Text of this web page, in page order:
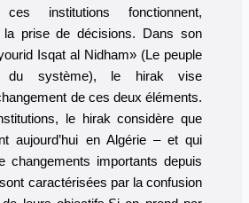
institutions fonctionnent,
la prise de décisions. Dans son
Isqat al Nidham» (Le peuple
système), le hirak vise
de ces deux éléments.
le hirak considère que
aujourd’hui en Algérie – et qui
changements importants depuis
sont caractérisées par la confusion